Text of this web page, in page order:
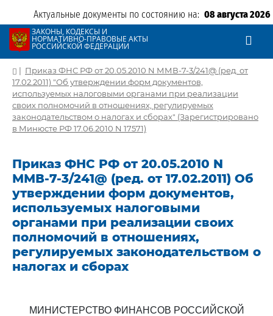
Актуальные документы по состоянию на: 08 августа 2026
ЗАКОНЫ, КОДЕКСЫ И
НОРМАТИВНО-ПРАВОВЫЕ АКТЫ
РОССИЙСКОЙ ФЕДЕРАЦИИ
| Приказ ФНС РФ от 20.05.2010 N ММВ-7-3/241@ (ред. от
17.02.2011) "Об утверждении форм документов,
используемых налоговыми органами при реализации
своих полномочий в отношениях, регулируемых
законодательством о налогах и сборах" (Зарегистрировано
в Минюсте РФ 17.06.2010 N 17571)
Приказ ФНС РФ от 20.05.2010 N
ММВ-7-3/241@ (ред. от 17.02.2011) Об
утверждении форм документов,
используемых налоговыми
органами при реализации своих
полномочий в отношениях,
регулируемых законодательством о
налогах и сборах
МИНИСТЕРСТВО ФИНАНСОВ РОССИЙСКОЙ